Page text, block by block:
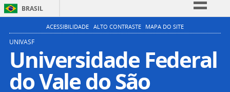
BRASIL
Simplifique!
Participe
Acesso à informação
ACESSIBILIDADE ALTO CONTRASTE MAPA DO SITE
UNIVASF
Universidade Federal
do Vale do São